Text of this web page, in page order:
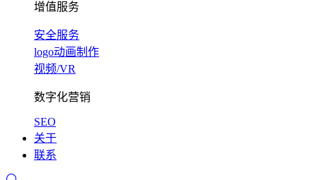
增值服务
安全服务
logo动画制作
视频/VR
数字化营销
SEO
关于
联系